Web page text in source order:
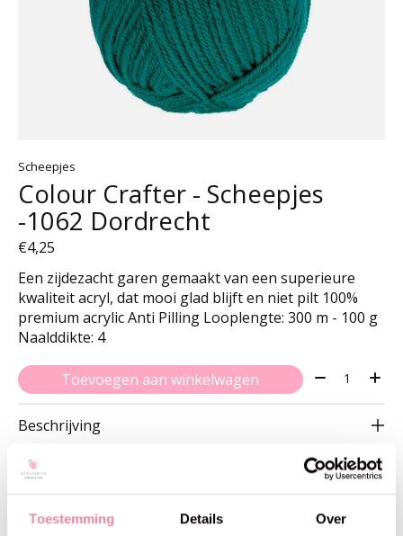
Toestemming Details Over
Scheepjes
Colour Crafter - Scheepjes
-1062 Dordrecht
€4,25
Een zijdezacht garen gemaakt van een superieure
kwaliteit acryl, dat mooi glad blijft en niet pilt 100%
premium acrylic Anti Pilling Looplengte: 300 m - 100 g
Naalddikte: 4
Toevoegen aan winkelwagen Aantal:
Beschrijving